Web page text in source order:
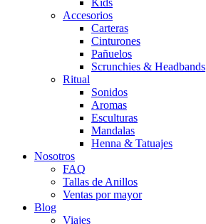
Kids
Accesorios
Carteras
Cinturones
Pañuelos
Scrunchies & Headbands
Ritual
Sonidos
Aromas
Esculturas
Mandalas
Henna & Tatuajes
Nosotros
FAQ
Tallas de Anillos
Ventas por mayor
Blog
Viajes